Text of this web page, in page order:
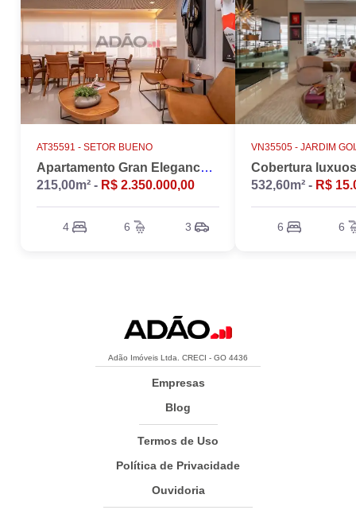
AT35591 - SETOR BUENO
Apartamento Gran Elegance - 4 suites + Home Office
215,00m² - R$ 2.350.000,00
4 6 3
VN35505 - JARDIM
532,60m² - R$
6 6
Adão Imóveis Ltda. CRECI - GO 4436
Empresas
Blog
Termos de Uso
Política de Privacidade
Ouvidoria